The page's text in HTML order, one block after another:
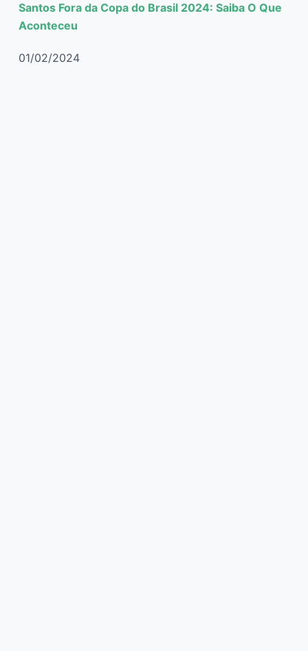
Santos Fora da Copa do Brasil 2024: Saiba O Que
Aconteceu
01/02/2024